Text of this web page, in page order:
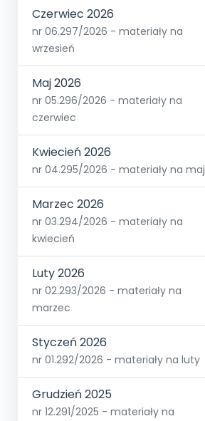
Czerwiec 2026
nr 06.297/2026 - materiały na
wrzesień
Maj 2026
nr 05.296/2026 - materiały na
czerwiec
Kwiecień 2026
nr 04.295/2026 - materiały na maj
Marzec 2026
nr 03.294/2026 - materiały na
kwiecień
Luty 2026
nr 02.293/2026 - materiały na
marzec
Styczeń 2026
nr 01.292/2026 - materiały na luty
Grudzień 2025
nr 12.291/2025 - materiały na